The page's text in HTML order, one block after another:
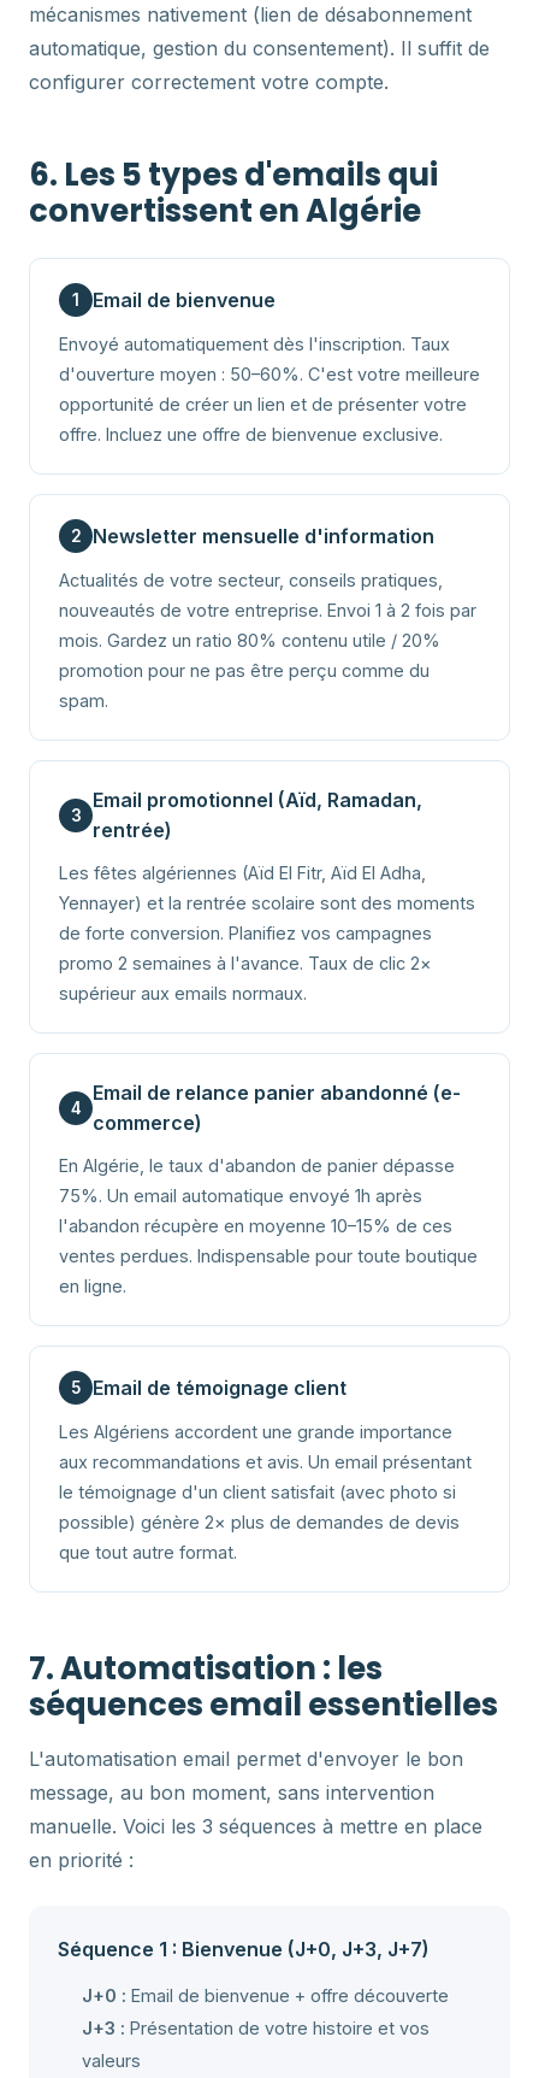
mécanismes nativement (lien de désabonnement
automatique, gestion du consentement). Il suffit de
configurer correctement votre compte.
6. Les 5 types d'emails qui
convertissent en Algérie
1 Email de bienvenue
Envoyé automatiquement dès l'inscription. Taux
d'ouverture moyen : 50–60%. C'est votre meilleure
opportunité de créer un lien et de présenter votre
offre. Incluez une offre de bienvenue exclusive.
2 Newsletter mensuelle d'information
Actualités de votre secteur, conseils pratiques,
nouveautés de votre entreprise. Envoi 1 à 2 fois par
mois. Gardez un ratio 80% contenu utile / 20%
promotion pour ne pas être perçu comme du
spam.
3
Email promotionnel (Aïd, Ramadan,
rentrée)
Les fêtes algériennes (Aïd El Fitr, Aïd El Adha,
Yennayer) et la rentrée scolaire sont des moments
de forte conversion. Planifiez vos campagnes
promo 2 semaines à l'avance. Taux de clic 2×
supérieur aux emails normaux.
4
Email de relance panier abandonné (e-
commerce)
En Algérie, le taux d'abandon de panier dépasse
75%. Un email automatique envoyé 1h après
l'abandon récupère en moyenne 10–15% de ces
ventes perdues. Indispensable pour toute boutique
en ligne.
5 Email de témoignage client
Les Algériens accordent une grande importance
aux recommandations et avis. Un email présentant
le témoignage d'un client satisfait (avec photo si
possible) génère 2× plus de demandes de devis
que tout autre format.
7. Automatisation : les
séquences email essentielles
L'automatisation email permet d'envoyer le bon
message, au bon moment, sans intervention
manuelle. Voici les 3 séquences à mettre en place
en priorité :
Séquence 1 : Bienvenue (J+0, J+3, J+7)
J+0 : Email de bienvenue + offre découverte
J+3 : Présentation de votre histoire et vos
valeurs